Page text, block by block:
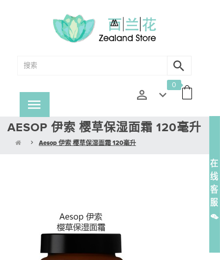
0
AESOP 伊索 樱草保湿面霜 120毫升
Aesop 伊索 樱草保湿面霜 120毫升